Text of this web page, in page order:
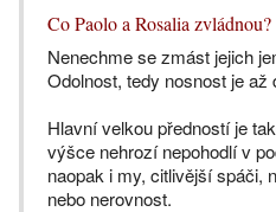
Co Paolo a Rosalia zvládnou?
Nenechme se zmást jejich
Odolnost, tedy nosnost je až
Hlavní velkou předností je
výšce nehrozí nepohodlí v
naopak i my, citlivější spáči,
nebo nerovnost.